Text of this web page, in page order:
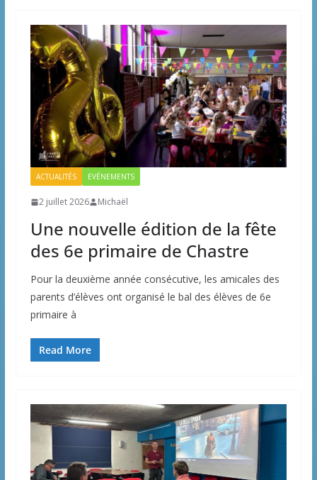
ACTUALITÉS EVÉNEMENTS
2 juillet 2026 Michaël
Une nouvelle édition de la fête
des 6e primaire de Chastre
Pour la deuxième année consécutive, les amicales des
parents d’élèves ont organisé le bal des élèves de 6e
primaire à
Read More